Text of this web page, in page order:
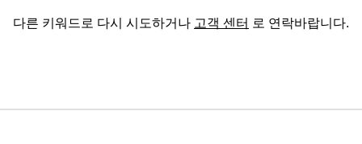
다른 키워드로 다시 시도하거나 고객 센터 로 연락바랍니다.